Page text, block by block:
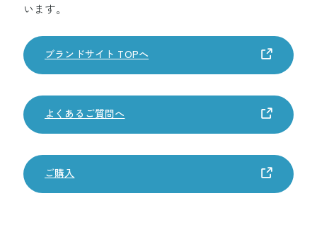
研究開発
サステナビリティ
採用情報
います。
ブランドサイト TOPへ
よくあるご質問へ
ご購入